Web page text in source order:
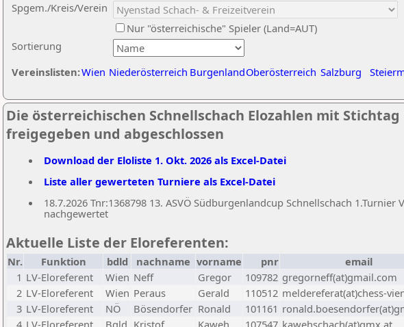
Sortierung
Spgem./Kreis/Verein
Nur "österreichische" Spieler (Land=AUT)
Vereinslisten:Wien Niederösterreich BurgenlandOberösterreich Salzburg
Die österreichischen Schnellschach Elozahlen mit Stichtag
freigegeben und abgeschlossen
Download der Eloliste 1. Okt. 2026 als Excel-Datei
Liste aller gewerteten Turniere als Excel-Datei
18.7.2026 Tnr:1368798 13. ASVÖ Südburgenlandcup Schnellschach 1.Turnier
nachgewertet
Aktuelle Liste der Eloreferenten:
Nr. Funktion bdld nachname vorname pnr email
1 LV-Eloreferent Wien Neff Gregor 109782 gregorneff(at)gmail.com
2 LV-Eloreferent Wien Peraus Gerald 110512 meldereferat(at)chess-
3 LV-Eloreferent NÖ Bösendorfer Ronald 101161